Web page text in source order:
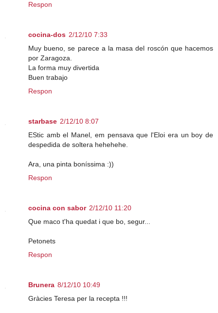
Respon
cocina-dos 2/12/10 7:33
Muy bueno, se parece a la masa del roscón que hacemos
por Zaragoza.
La forma muy divertida
Buen trabajo
Respon
starbase 2/12/10 8:07
EStic amb el Manel, em pensava que l'Eloi era un boy de
despedida de soltera hehehehe.
Ara, una pinta boníssima :))
Respon
cocina con sabor 2/12/10 11:20
Que maco t'ha quedat i que bo, segur...
Petonets
Respon
Brunera 8/12/10 10:49
Gràcies Teresa per la recepta !!!